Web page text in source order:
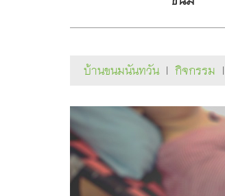
บ้านขนมนันทวัน | กิจกรรม |